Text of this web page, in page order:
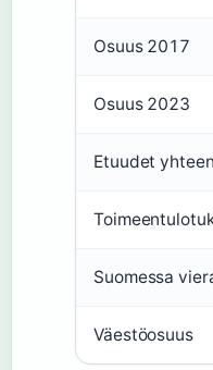
Osuus 2017
Osuus 2023
Etuudet
Suomessa
Väestöosuus